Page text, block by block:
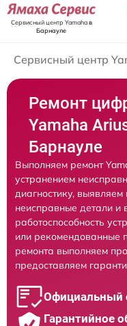
Сервисный центр Yamahaв
Барнауле
Сервисный центр
Ремонт
Yamaha
Барнауле
Выполняем ремонт
устранением
диагностику,
неисправные детали и
работоспособность
или рекомендованные
ремонта выполняем
предоставляем
Официальный
Гарантийное